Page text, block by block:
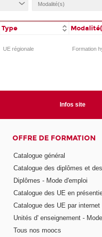
Type
UE régionale Formation
Infos site
OFFRE DE FORMATION
Catalogue général
Catalogue des diplômes et
Diplômes - Mode d'emploi
Catalogue des UE en
Catalogue des UE par internet
Unités d' enseignement -
Tous nos moocs